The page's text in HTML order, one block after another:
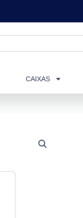
CAIXAS